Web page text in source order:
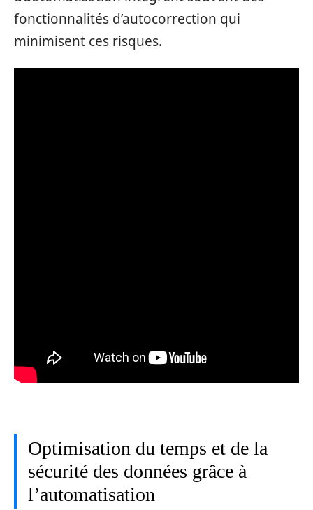
fonctionnalités d’autocorrection qui
minimisent ces risques.
Optimisation du temps et de la
sécurité des données grâce à
l’automatisation